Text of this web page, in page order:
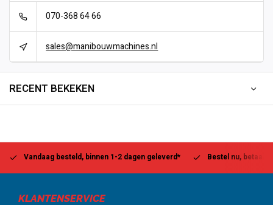
070-368 64 66
sales@manibouwmachines.nl
RECENT BEKEKEN
Vandaag besteld, binnen 1-2 dagen geleverd* Bestel nu, betaal
KLANTENSERVICE